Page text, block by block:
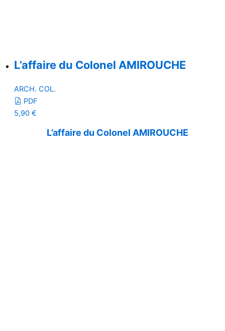
L’affaire du Colonel AMIROUCHE
ARCH. COL.
PDF
5,90 €
L’affaire du Colonel AMIROUCHE